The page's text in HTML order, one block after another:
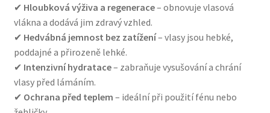
✔ Hloubková výživa a regenerace– obnovuje vlasová
vlákna a dodává jim zdravý vzhled.
✔ Hedvábná jemnost bez zatížení– vlasy jsou hebké,
poddajné a přirozeně lehké.
✔ Intenzivní hydratace– zabraňuje vysušování a chrání
vlasy před lámáním.
✔ Ochrana před teplem – ideální při použití fénu nebo